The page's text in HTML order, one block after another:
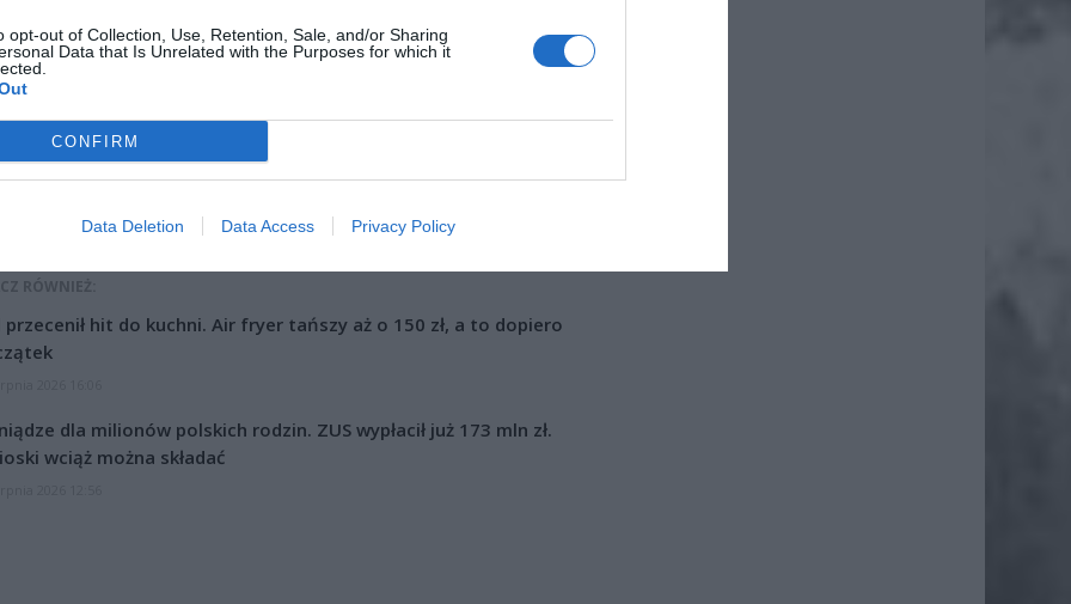
opt-out of Collection, Use, Retention, Sale, and/or Sharing
Data that Is Unrelated with the Purposes for which it
CONFIRM
Data Deletion Data Access Privacy Policy
informuje, że opłaty można uiszczać w różnych konfiguracjach oraz
10:00 do 20:00, jednak tylko przy sprzyjających warunkach atmosferycznych.
RÓWNIEŻ:
przecenił hit do kuchni. Air fryer tańszy aż o 150 zł, a to dopiero
dla milionów polskich rodzin. ZUS wypłacił już 173 mln zł.
wciąż można składać